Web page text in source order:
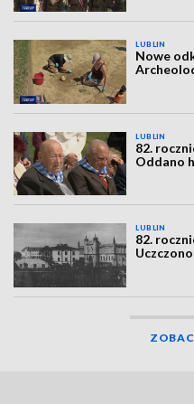
LUBLIN
Nowe
LUBLIN
82.
Oddano
LUBLIN
82.